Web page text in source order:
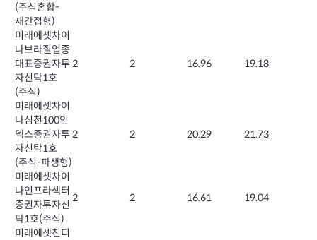
(주식혼합-
재간접형)
미래에셋차이
나브라질업종
대표증권자투
자신탁1호
(주식)
2 2 16.96 19.18
미래에셋차이
나심천100인
덱스증권자투
자신탁1호
(주식-파생형)
2 2 20.29 21.73
미래에셋차이
나인프라섹터
증권자투자신
탁1호(주식)
2 2 16.61 19.04
미래에셋친디